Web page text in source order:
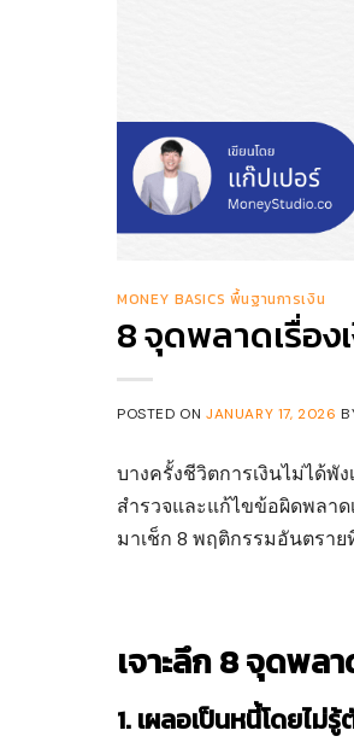
MONEY BASICS พื้นฐานการเงิน
8 จุดพลาดเรื่อง
POSTED ON JANUARY 17, 2026
บางครั้งชีวิตการเงินไม่ได้พั
สำรวจและแก้ไขข้อผิดพลา
มาเช็ก 8 พฤติกรรมอันตรา
เจาะลึก 8 จุดพล
1. เผลอเป็นหนี้โดยไม่